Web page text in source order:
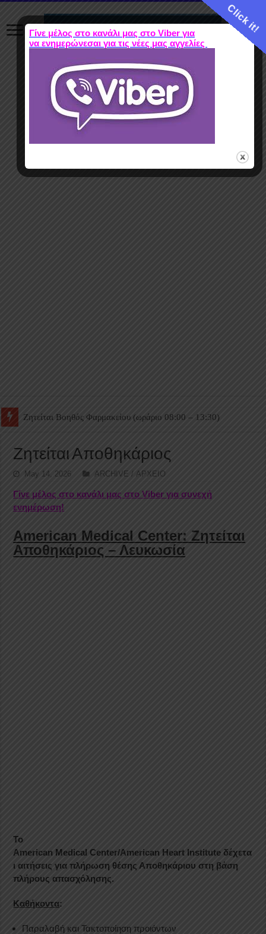
Ζητείται Βοηθός Θαλάμου
Ζητείται Αποθηκάριος
May 14, 2026 ARCHIVE / ΑΡΧΕΙΟ
Γίνε μέλος στο κανάλι μας στο Viber για συνεχή
ενημέρωση!
American Medical Center: Ζητείται
Αποθηκάριος – Λευκωσία
Το
American Medical Center/American Heart Institute δέχετα
ι αιτήσεις για πλήρωση θέσης Αποθηκάριουστη βάση
πλήρους απασχόλησης.
Καθήκοντα:
Παραλαβή και Τακτοποίηση προιόντων
Click it!
Γίνε μέλος στο κανάλι μας στο Viber για
να ενημερώνεσαι για τις νέες μας αγγελίες